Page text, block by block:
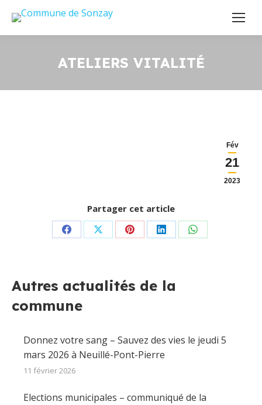
ATELIERS VITALITÉ
Fév
21
2023
Partager cet article
PartagerPartagerPartagerPartagerPartager
Autres actualités de la
commune
Donnez votre sang – Sauvez des vies le jeudi 5
mars 2026 à Neuillé-Pont-Pierre
11 février 2026
Elections municipales – communiqué de la